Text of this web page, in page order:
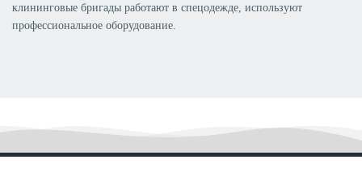
клининговые бригады работают в спецодежде, используют
профессиональное оборудование.